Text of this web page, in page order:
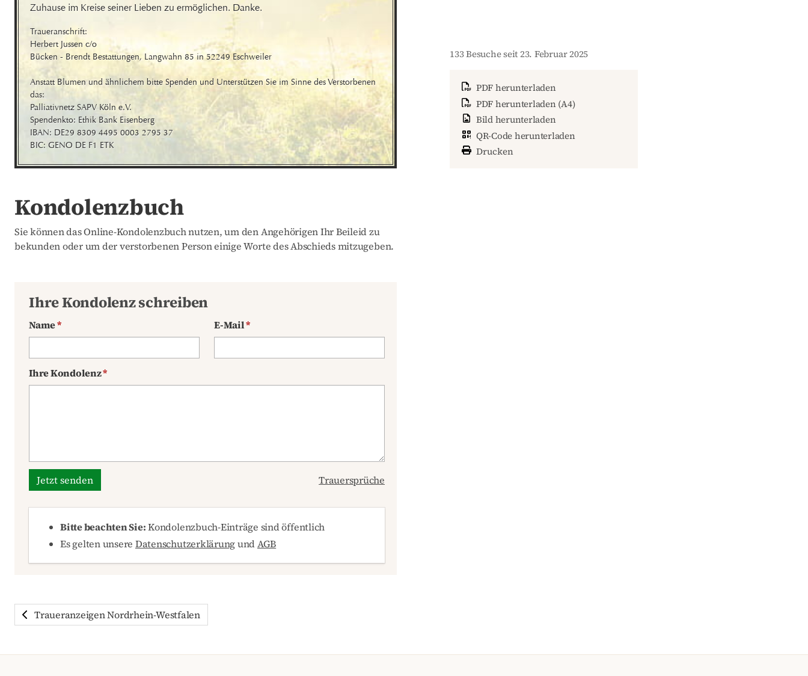
Zuhause im Kreise seiner Lieben zu ermöglichen. Danke.
Traueranschrift:
Herbert Jussen c/o
Bücken - Brendt Bestattungen, Langwahn 85 in 52249 Eschweiler
Anstatt Blumen und ähnlichem bitte Spenden und Unterstützen Sie im Sinne des Verstorbenen
das:
Palliativnetz SAPV Köln e.V.
Spendenkto: Ethik Bank Eisenberg
IBAN: DE29 8309 4495 0003 2795 37
BIC: GENO DE F1 ETK
133 Besuche seit 23. Februar 2025
PDF herunterladen
PDF herunterladen (A4)
Bild herunterladen
QR-Code herunterladen
Drucken
Kondolenzbuch
Sie können das Online-Kondolenzbuch nutzen, um den Angehörigen Ihr Beileid zu
bekunden oder um der verstorbenen Person einige Worte des Abschieds mitzugeben.
Ihre Kondolenz schreiben
Name* E-Mail*
Ihre Kondolenz*
Jetzt senden Trauersprüche
Bitte beachten Sie:Kondolenzbuch-Einträge sind öffentlich
Es gelten unsere DatenschutzerklärungundAGB
Traueranzeigen Nordrhein-Westfalen